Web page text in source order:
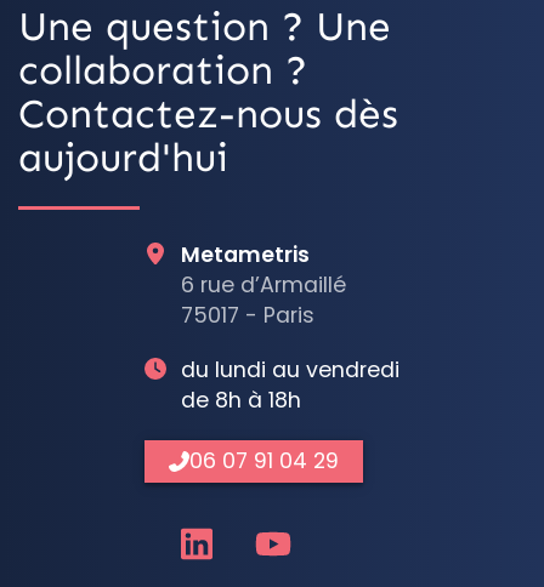
Une question ? Une
collaboration ?
Contactez-nous dès
aujourd'hui
Metametris
6 rue d’Armaillé
75017 - Paris
du lundi au vendredi
de 8h à 18h
06 07 91 04 29